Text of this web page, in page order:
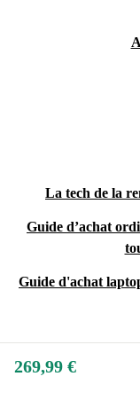
La tech de la
Guide d’achat
Guide d'achat
269,99 €